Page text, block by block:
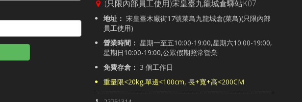
(只限內部員工使用)宋皇臺九龍城倉驛站K07
地址： 宋皇臺木廠街17號菜鳥九龍城倉(菜鳥)(只限內部
員工使用)
營業時間： 星期一至五10:00-19:00,星期六10:00-19:00,
星期日10:00-19:00,公眾假期照常營業
免費存倉： 3 個工作日
重量限<20kg,單邊<100cm, 長+寬+高<200CM